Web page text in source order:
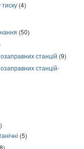
(4)
(50)
станцій (9)
станцій-
(5)